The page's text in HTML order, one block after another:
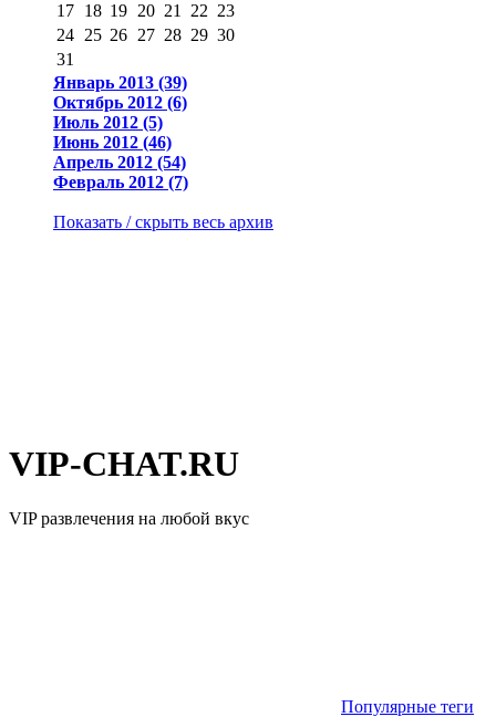
17 18 19 20 21 22 23
24 25 26 27 28 29 30
31
Январь 2013 (39)
Октябрь 2012 (6)
Июль 2012 (5)
Июнь 2012 (46)
Апрель 2012 (54)
Февраль 2012 (7)
Показать / скрыть весь архив
VIP-CHAT.RU
VIP развлечения на любой вкус
Популярные теги